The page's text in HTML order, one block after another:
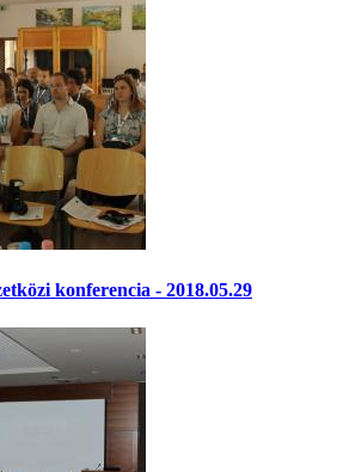
konferencia - 2018.05.29